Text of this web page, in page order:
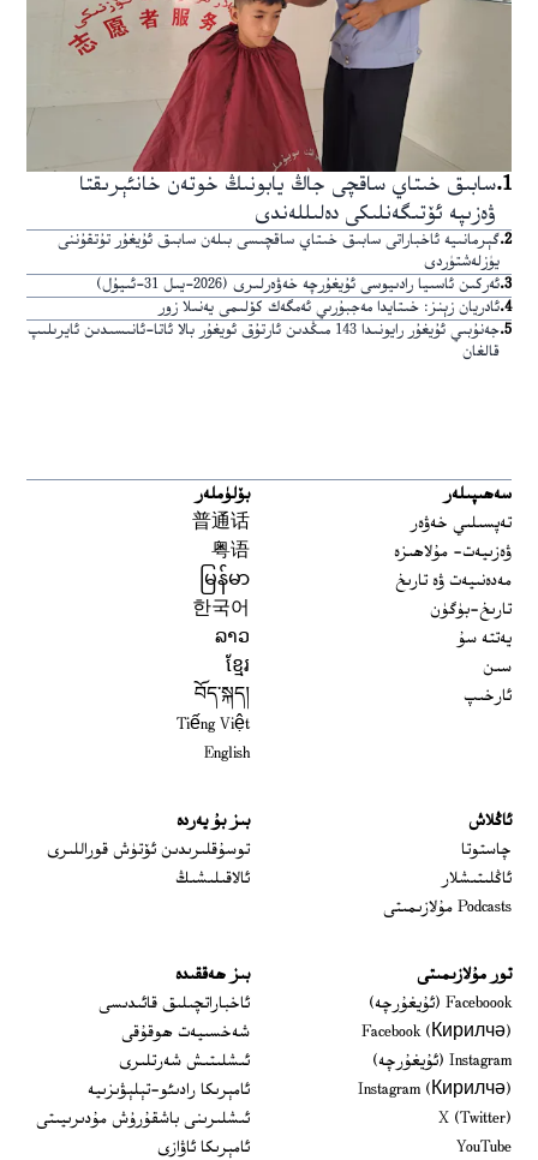
1
.سابىق خىتاي ساقچى جاڭ يابونىڭ خوتەن خانئېرىقتا
ۋەزىپە ئۆتىگەنلىكى دەلىللەندى
2
.گېرمانىيە ئاخباراتى سابىق خىتاي ساقچىسى بىلەن سابىق ئۇيغۇر تۇتقۇننى
يۈزلەشتۈردى
3
.ئەركىن ئاسىيا رادىيوسى ئۇيغۇرچە خەۋەرلىرى (2026-يىل 31-ئىيۇل)
4
.ئادريان زېنز: خىتايدا مەجبۇرىي ئەمگەك كۆلىمى يەنىلا زور
5
.
جەنۇبىي ئۇيغۇر رايونىدا 143 مىڭدىن ئارتۇق ئويغۇر بالا ئاتا-ئانىسىدىن ئايرىلىپ
قالغان
سەھىپىلەر
تەپسىلىي خەۋەر
ۋەزىيەت- مۇلاھىزە
مەدەنىيەت ۋە تارىخ
تارىخ-بۈگۈن
يەتتە سۇ
سىن
ئارخىپ
بۆلۈملەر
普通话
粤语
မြန်မာ
한국어
ລາວ
ខ្មែរ
བོད་སྐད།
Tiếng Việt
English
ئاڭلاش
چاستوتا
ئاڭلىتىشلار
Podcasts مۇلازىمىتى
بىز بۇ يەردە
توسۇقلىرىدىن ئۆتۈش قوراللىرى
ئالاقىلىشىڭ
تور مۇلازىمىتى
Faceboook (ئۇيغۇرچە)
Opens in new window
Facebook (Кирилчә)
Opens in new window
Instagram (ئۇيغۇرچە)
Opens in new window
Instagram (Кирилчә)
Opens in new window
X (Twitter)
YouTube
بىز ھەققىدە
ئاخباراتچىلىق قائىدىسى
شەخسىيەت ھوقۇقى
ئىشلىتىش شەرتلىرى
ئامېرىكا رادىئو-تېلېۋىزىيە
ئىشلىرىنى باشقۇرۇش مۇدىرىيىتى
ئامېرىكا ئاۋازى